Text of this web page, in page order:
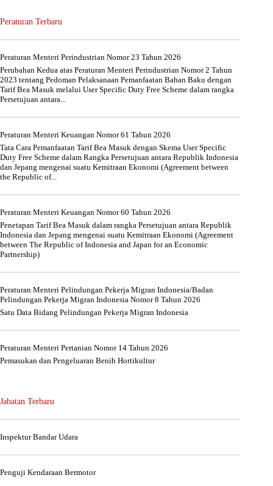
Peraturan Terbaru
Peraturan Menteri Perindustrian Nomor 23 Tahun 2026
Perubahan Kedua atas Peraturan Menteri Perindustrian Nomor 2 Tahun
2023 tentang Pedoman Pelaksanaan Pemanfaatan Bahan Baku dengan
Tarif Bea Masuk melalui User Specific Duty Free Scheme dalam rangka
Persetujuan antara...
Peraturan Menteri Keuangan Nomor 61 Tahun 2026
Tata Cara Pemanfaatan Tarif Bea Masuk dengan Skema User Specific
Duty Free Scheme dalam Rangka Persetujuan antara Republik Indonesia
dan Jepang mengenai suatu Kemitraan Ekonomi (Agreement between
the Republic of...
Peraturan Menteri Keuangan Nomor 60 Tahun 2026
Penetapan Tarif Bea Masuk dalam rangka Persetujuan antara Republik
Indonesia dan Jepang mengenai suatu Kemitraan Ekonomi (Agreement
between The Republic of Indonesia and Japan for an Economic
Partnership)
Peraturan Menteri Pelindungan Pekerja Migran Indonesia/Badan
Pelindungan Pekerja Migran Indonesia Nomor 8 Tahun 2026
Satu Data Bidang Pelindungan Pekerja Migran Indonesia
Peraturan Menteri Pertanian Nomor 14 Tahun 2026
Pemasukan dan Pengeluaran Benih Hortikultur
Jabatan Terbaru
Inspektur Bandar Udara
Penguji Kendaraan Bermotor